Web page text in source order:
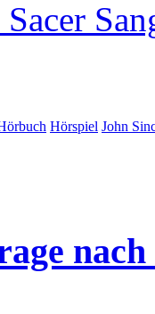
Sacer
Hörspiel John